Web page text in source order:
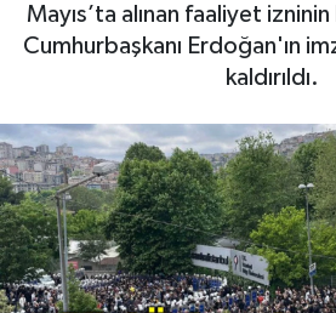
Mayıs’ta alınan faaliyet izninin
Cumhurbaşkanı Erdoğan'ın
kaldırıldı.
Magazin
Spor
Eğitim